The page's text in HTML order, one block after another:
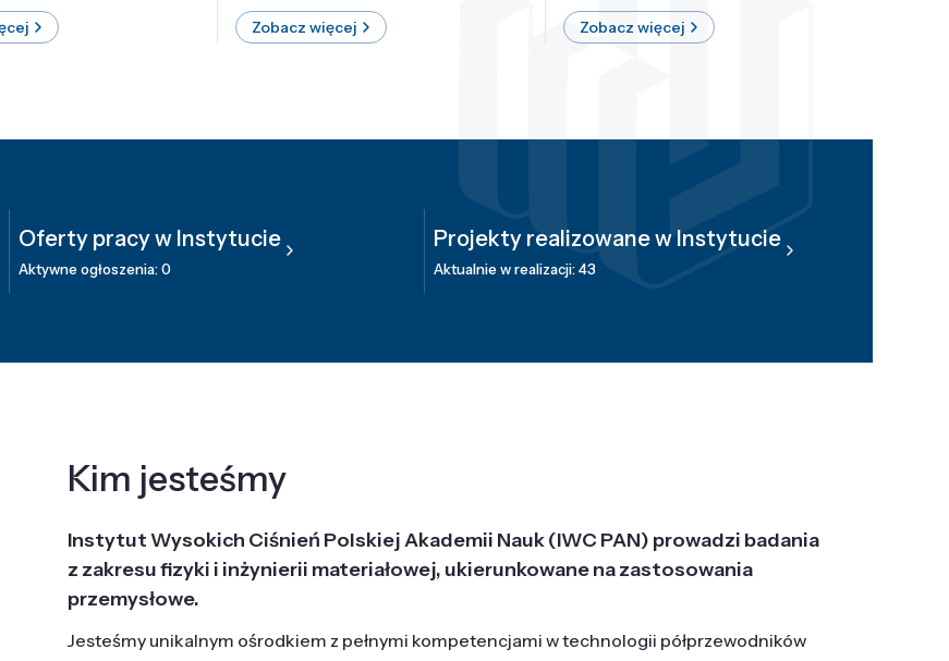
Zobacz więcej Zobacz więcej
Oferty pracy w Instytucie
Aktywne ogłoszenia: 0
Projekty realizowane w Instytucie
Aktualnie w realizacji: 43
Kim jesteśmy
Instytut Wysokich Ciśnień Polskiej Akademii Nauk (IWC PAN) prowadzi badania
z zakresu fizyki i inżynierii materiałowej, ukierunkowane na zastosowania
przemysłowe.
Jesteśmy unikalnym ośrodkiem z pełnymi kompetencjami w technologii półprzewodników